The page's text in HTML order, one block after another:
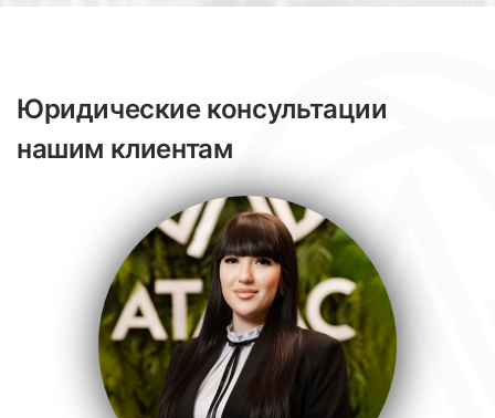
Юридические консультации
нашим клиентам